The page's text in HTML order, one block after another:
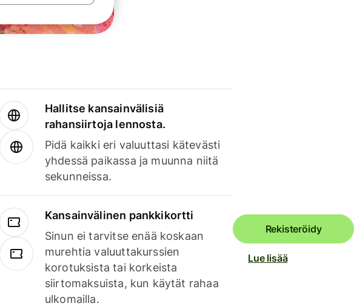
Hallitse kansainvälisiä
rahansiirtoja lennosta.
Pidä kaikki eri valuuttasi kätevästi
yhdessä paikassa ja muunna niitä
sekunneissa.
Kansainvälinen pankkikortti
Sinun ei tarvitse enää koskaan
murehtia valuuttakurssien
korotuksista tai korkeista
siirtomaksuista, kun käytät rahaa
ulkomailla.
Rekisteröidy
Lue lisää